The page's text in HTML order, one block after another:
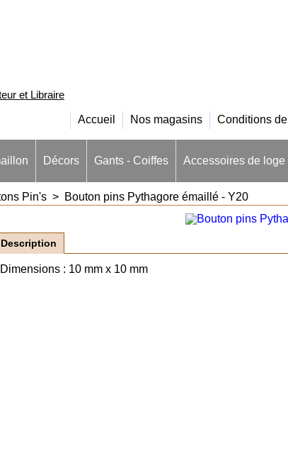
et Libraire
Accueil Nos magasins Conditions
Décors Gants - Coiffes Accessoires de loge
Pin's > Bouton pins Pythagore émaillé - Y20
Description
Dimensions : 10 mm x 10 mm